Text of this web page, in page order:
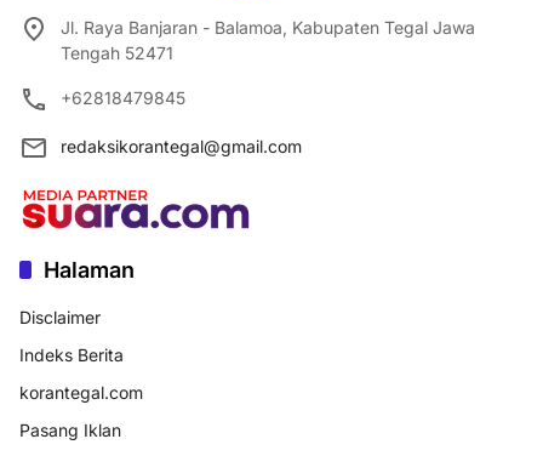
Jl. Raya Banjaran - Balamoa, Kabupaten Tegal Jawa
Tengah 52471
+62818479845
redaksikorantegal@gmail.com
Halaman
Disclaimer
Indeks Berita
korantegal.com
Pasang Iklan